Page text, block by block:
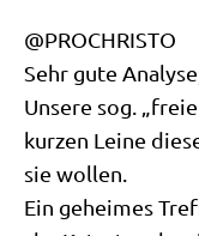
@PROCHRISTO
Sehr gute
Unse­re sog.
kur­zen Lei­ne
sie wollen.
Ein gehei­mes